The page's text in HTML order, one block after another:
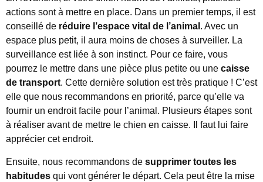
actions sont à mettre en place. Dans un premier temps, il est
conseillé de réduire l’espace vital de l’animal . Avec un
espace plus petit, il aura moins de choses à surveiller. La
surveillance est liée à son instinct. Pour ce faire, vous
pourrez le mettre dans une pièce plus petite ou une caisse
de transport. Cette dernière solution est très pratique ! C’est
elle que nous recommandons en priorité, parce qu’elle va
fournir un endroit facile pour l’animal. Plusieurs étapes sont
à réaliser avant de mettre le chien en caisse. Il faut lui faire
apprécier cet endroit.
Ensuite, nous recommandons de supprimer toutes les
habitudes qui vont générer le départ. Cela peut être la mise